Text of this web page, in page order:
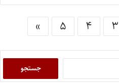
۳ ۴ ۵ »